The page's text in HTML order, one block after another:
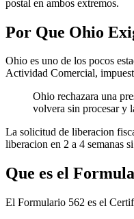
postal en ambos extremos.
Por Que Ohio
Ohio es uno de los pocos
Actividad Comercial,
Ohio rechazara una
volvera sin procesar y
La solicitud de liberacion
liberacion en 2 a 4 semanas
Que es el
El Formulario 562 es el